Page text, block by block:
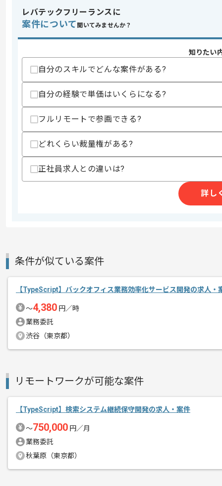
GitHub , Git , Jenkins
この案件のポイント
業務内容
システム開発
特徴
参画実績あり , 20代活
スキル
求めるスキル
・セマンティックなHTMLの開発経験と
・JavaScriptとTypeScriptを用いたWeb
・ReactとNext.jsを用いた作業経験
・Material UIとEmotionを用いたWeb
・APIを活用したWebサービスとアプリ
・プロジェクトマネジメント経験
・速度改善やリファクタリング等の改修
精算・お支払い
精算基準時間
その他募集要項
レバテックフリーランスに
案件について 聞いてみませんか？
知りたい
自分のスキルでどんな案件がある?
自分の経験で単価はいくらになる?
フルリモートで参画できる?
どれくらい裁量権がある?
正社員求人との違いは?
詳し
条件が似ている案件
【TypeScript】バックオフィス業務効率化サービス開発の求人・
〜4,380 円／時
業務委託
渋谷（東京都）
リモートワークが可能な案件
【TypeScript】検索システム継続保守開発の求人・案件
〜750,000 円／月
業務委託
秋葉原（東京都）